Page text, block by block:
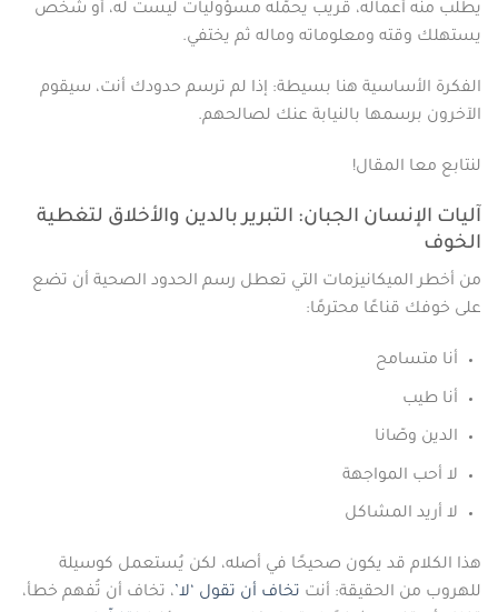
يطلب منه أعماله، قريب يحمّله مسؤوليات ليست له، أو شخص
يستهلك وقته ومعلوماته وماله ثم يختفي.
الفكرة الأساسية هنا بسيطة: إذا لم ترسم حدودك أنت، سيقوم
الآخرون برسمها بالنيابة عنك لصالحهم.
لنتابع معا المقال!
آليات الإنسان الجبان: التبرير بالدين والأخلاق لتغطية
الخوف
من أخطر الميكانيزمات التي تعطل رسم الحدود الصحية أن تضع
على خوفك قناعًا محترمًا:
أنا متسامح
أنا طيب
الدين وصّانا
لا أحب المواجهة
لا أريد المشاكل
هذا الكلام قد يكون صحيحًا في أصله، لكن يُستعمل كوسيلة
للهروب من الحقيقة: أنت تخاف أن تقول ‘لا’، تخاف أن تُفهم خطأ،